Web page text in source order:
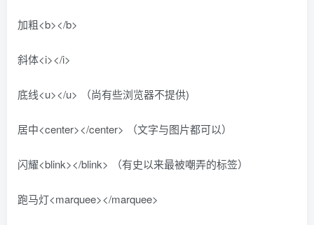
加粗<b></b>
斜体<i></i>
底线<u></u> （尚有些浏览器不提供)
居中<center></center> （文字与图片都可以）
闪耀<blink></blink> （有史以来最被嘲弄的标签）
跑马灯<marquee></marquee>